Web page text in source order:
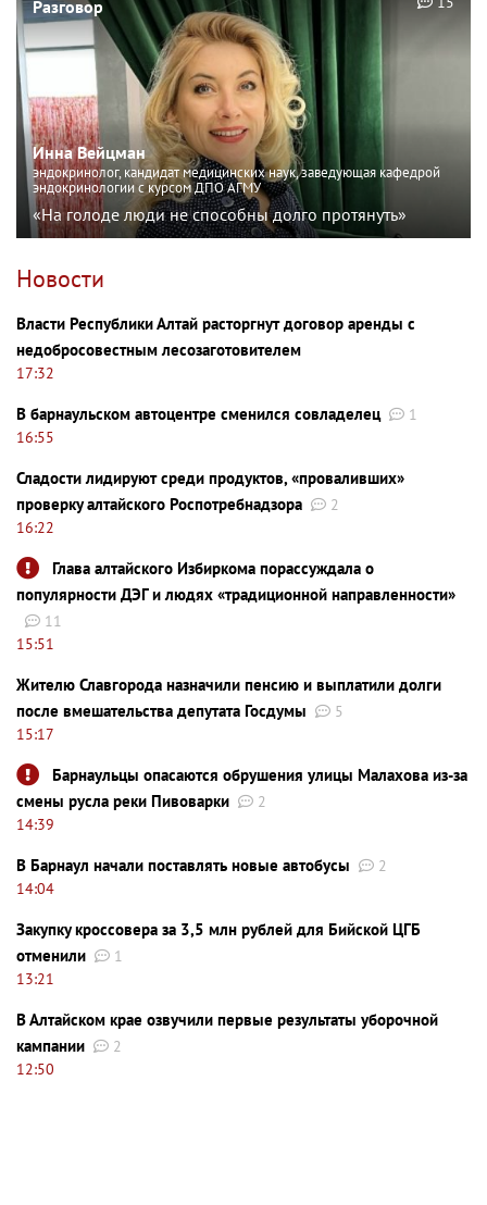
Разговор
Инна Вейцман
эндокринолог, кандидат медицинских наук, заведующая кафедрой
эндокринологии с курсом ДПО АГМУ
«На голоде люди не способны долго протянуть»
Новости
Власти Республики Алтай расторгнут договор аренды с
недобросовестным лесозаготовителем
17:32
В барнаульском автоцентре сменился совладелец
1
16:55
Сладости лидируют среди продуктов, «проваливших»
проверку алтайского Роспотребнадзора
2
16:22
Глава алтайского Избиркома порассуждала о
популярности ДЭГ и людях «традиционной направленности»
11
15:51
Жителю Славгорода назначили пенсию и выплатили долги
после вмешательства депутата Госдумы
5
15:17
Барнаульцы опасаются обрушения улицы Малахова из-за
смены русла реки Пивоварки
2
14:39
В Барнаул начали поставлять новые автобусы
2
14:04
Закупку кроссовера за 3,5 млн рублей для Бийской ЦГБ
отменили
1
13:21
В Алтайском крае озвучили первые результаты уборочной
кампании
2
12:50